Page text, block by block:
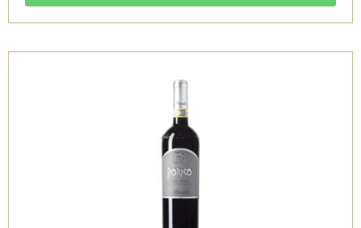
-
quantità